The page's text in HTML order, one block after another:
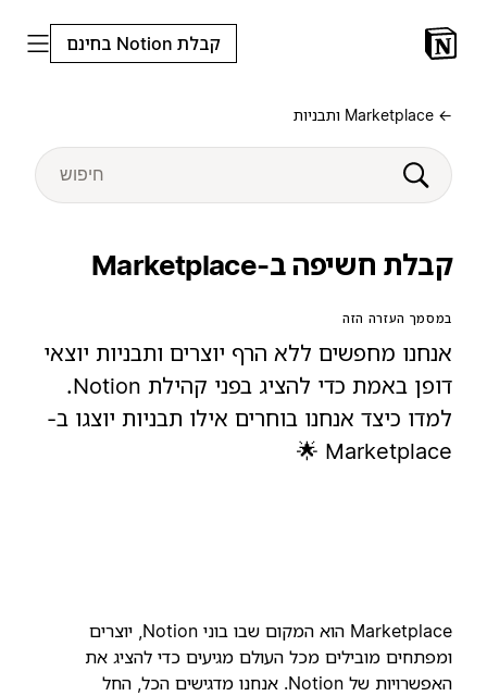
קבלת Notion בחינם
← Marketplace ותבניות
קבלת חשיפה ב-Marketplace
במסמך העזרה הזה
אנחנו מחפשים ללא הרף יוצרים ותבניות יוצאי
דופן באמת כדי להציג בפני קהילת Notion.
למדו כיצד אנחנו בוחרים אילו תבניות יוצגו ב-
Marketplace 🌟
Marketplace הוא המקום שבו בוני Notion, יוצרים
ומפתחים מובילים מכל העולם מגיעים כדי להציג את
האפשרויות של Notion. אנחנו מדגישים הכל, החל